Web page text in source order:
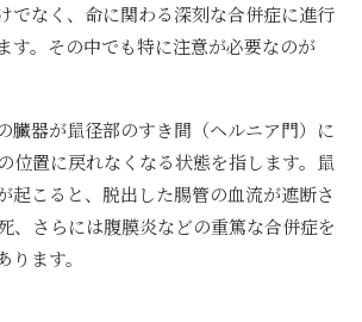
でなく、命に関わる深刻な合併症に進行
す。その中でも特に注意が必要なのが
臓器が鼠径部のすき間（ヘルニア門）に
位置に戻れなくなる状態を指します。鼠
起こると、脱出した腸管の血流が遮断さ
、さらには腹膜炎などの重篤な合併症を
ます。